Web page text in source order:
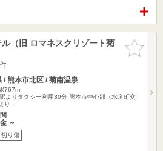
お気に入
りに追加
（旧 ロマネスクリゾート菊
/ 熊本市北区 / 菊南温泉
767m
よりタクシー利用30分 熊本市中心部（水道町交
り…
～
切り傷